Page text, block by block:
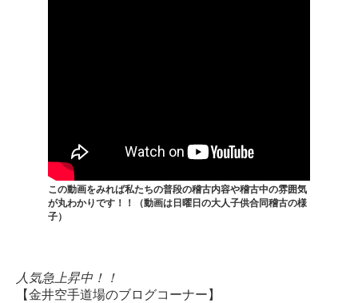
この動画をみれば私たちの普段の稽古内容や稽古中の雰囲気
が丸わかりです！！（動画は日曜日の大人子供合同稽古の様
子）
人気急上昇中！！
【金井空手道場のブログコーナー】